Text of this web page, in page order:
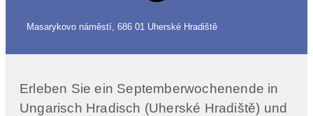
Masarykovo náměstí, 686 01 Uherské Hradiště
Erleben Sie ein Septemberwochenende in
Ungarisch Hradisch (Uherské Hradiště) und